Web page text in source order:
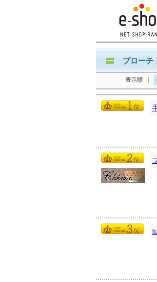
ブロー
表示順